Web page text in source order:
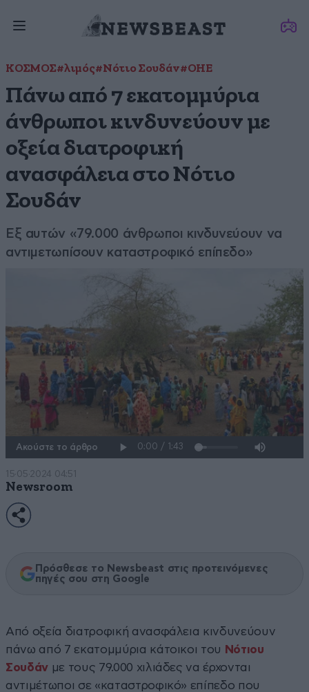
ΚΟΣΜΟΣ#λιμός#Νότιο Σουδάν#ΟΗΕ
Πάνω από 7 εκατομμύρια
άνθρωποι κινδυνεύουν με
οξεία διατροφική
ανασφάλεια στο Νότιο
Σουδάν
Εξ αυτών «79.000 άνθρωποι κινδυνεύουν να
αντιμετωπίσουν καταστροφικό επίπεδο»
Ακούστε το άρθρο
15·05·2024 04:51
Newsroom
Πρόσθεσε το Newsbeast στις προτεινόμενες
πηγές σου στη Google
Από οξεία διατροφική ανασφάλεια κινδυνεύουν
πάνω από 7 εκατομμύρια κάτοικοι του Νότιου
Σουδάνμε τους 79.000 χιλιάδες να έρχονται
αντιμέτωποι σε «καταστροφικό» επίπεδο που